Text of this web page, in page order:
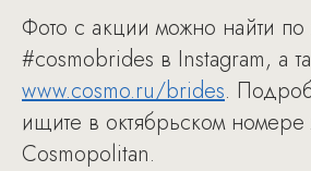
Фото с акции можно найти по
#cosmobrides в Instagram, а
www.cosmo.ru/brides.
ищите в октябрьском
Cosmopolitan.